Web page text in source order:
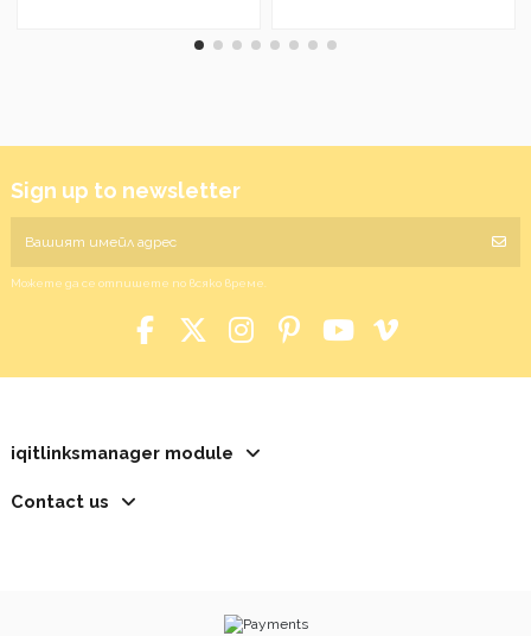
Sign up to newsletter
Можете да се отпишете по всяко време.
iqitlinksmanager module
Contact us